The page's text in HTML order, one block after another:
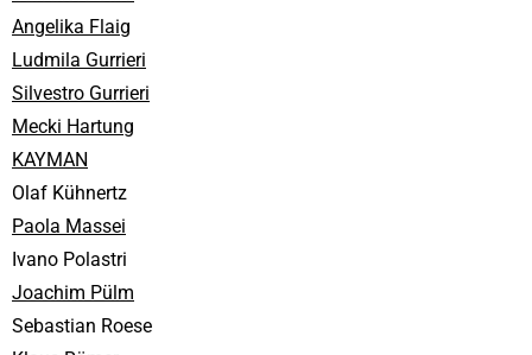
Angelika Flaig
Ludmila Gurrieri
Silvestro Gurrieri
Mecki Hartung
KAYMAN
Olaf Kühnertz
Paola Massei
Ivano Polastri
Joachim Pülm
Sebastian Roese